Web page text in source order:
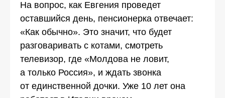
На вопрос, как Евгения проведет
оставшийся день, пенсионерка отвечает:
«Как обычно». Это значит, что будет
разговаривать с котами, смотреть
телевизор, где «Молдова не ловит,
а только Россия», и ждать звонка
от единственной дочки. Уже 10 лет она